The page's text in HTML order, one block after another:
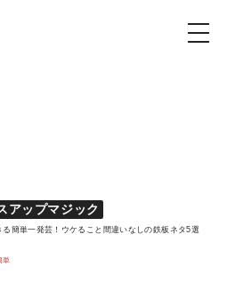
アップマジック
る簡単一発芸！ウケること間違いなしの鉄板ネタ5選
単